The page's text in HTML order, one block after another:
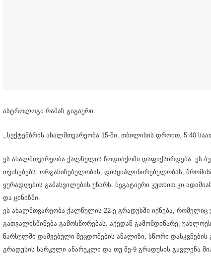
ასტროლოგი რამაზ გიგაური:
,,სექტემბრის ახალმთვარეობა 15-ში, თბილისის დროით, 5:40
ეს ახალმთვარეობა ქალწულის ზოდიაქოში დაფიქსირდება. ეს
თვისებებს: ორგანიზებულობას, დისციპლინირებულობას,
ყურადღების გამახვილების უნარს. ნეგატიური კუთხით კი
და ცინიზმი.
ეს ახალმთვარეობა ქალწულის 22-ე გრადუსში იქნება,
გათვალისწინება-გამოსწორებას. აქედან გამომდინარე,
წარსულში დაშვებული შეცდომების ანალიზი, სწორი
გრადუსის სარკული ანარეკლი და თუ მე-9 გრადუსის გავლენა